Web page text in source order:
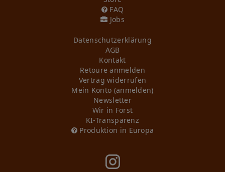
FAQ
Jobs
Daten­schutz­erklärung
AGB
Kontakt
Retoure anmelden
Vertrag widerrufen
Mein Konto (anmelden)
Newsletter
Wir in Forst
KI-Transparenz
Produktion in Europa